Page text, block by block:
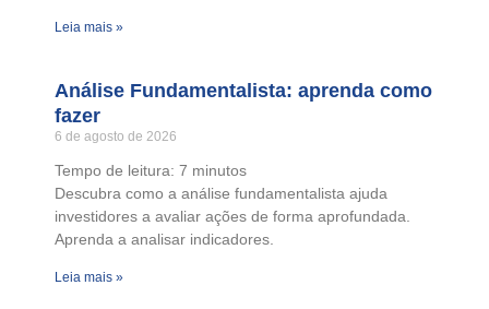
Leia mais »
Análise Fundamentalista: aprenda como
fazer
6 de agosto de 2026
Tempo de leitura: 7 minutos
Descubra como a análise fundamentalista ajuda
investidores a avaliar ações de forma aprofundada.
Aprenda a analisar indicadores.
Leia mais »